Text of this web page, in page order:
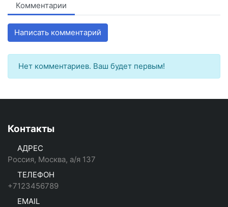
Комментарии
Написать комментарий
Нет комментариев. Ваш будет первым!
Контакты
АДРЕС
Россия, Москва, а/я 137
ТЕЛЕФОН
+7123456789
EMAIL